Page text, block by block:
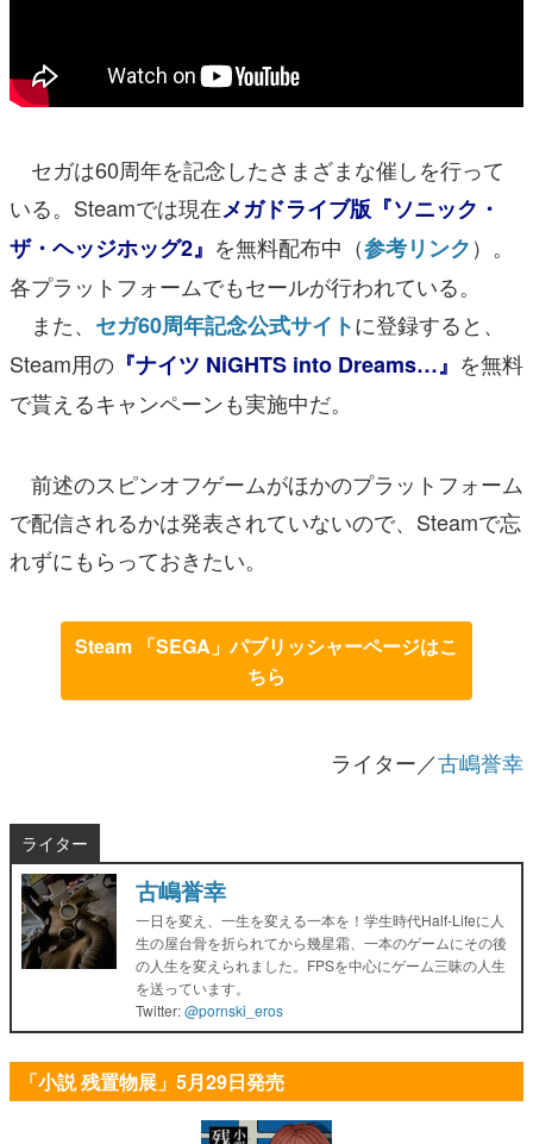
セガは60周年を記念したさまざまな催しを行って
いる。Steamでは現在メガドライブ版『ソニック・
ザ・ヘッジホッグ2』 を無料配布中（参考リンク）。
各プラットフォームでもセールが行われている。
また、 セガ60周年記念公式サイトに登録すると、
Steam用の 『ナイツ NiGHTS into Dreams…』 を無料
で貰えるキャンペーンも実施中だ。
前述のスピンオフゲームがほかのプラットフォーム
で配信されるかは発表されていないので、Steamで忘
れずにもらっておきたい。
Steam 「SEGA」パブリッシャーページはこ
ちら
ライター／古嶋誉幸
ライター
古嶋誉幸
一日を変え、一生を変える一本を！学生時代Half-Lifeに人
生の屋台骨を折られてから幾星霜、一本のゲームにその後
の人生を変えられました。FPSを中心にゲーム三昧の人生
を送っています。
Twitter:@pornski_eros
「小説 残置物展」5月29日発売